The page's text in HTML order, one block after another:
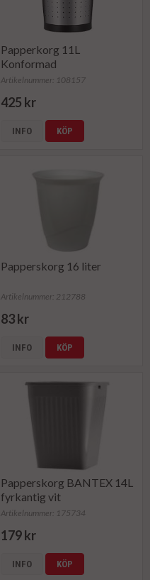
Papperkorg 11L
Konformad
Artikelnummer: 108157
425 kr
INFO KÖP
Papperskorg 16 liter
Artikelnummer: 212788
83 kr
INFO KÖP
Papperskorg BANTEX 14L
fyrkantig vit
Artikelnummer: 175734
179 kr
INFO KÖP